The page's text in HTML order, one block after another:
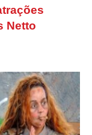
Netto